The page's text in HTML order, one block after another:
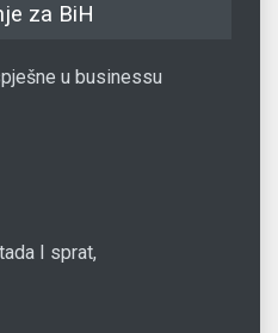
za BiH
u businessu
I sprat,